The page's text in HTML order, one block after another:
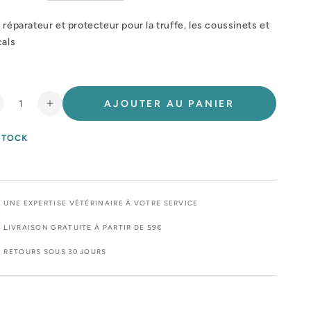
réparateur et protecteur pour la truffe, les coussinets et
Augmenter
BALM®
AJOUTER AU PANIER
UNE EXPERTISE VÉTÉRINAIRE À VOTRE SERVICE
LIVRAISON GRATUITE À PARTIR DE 59€
RETOURS SOUS 30 JOURS